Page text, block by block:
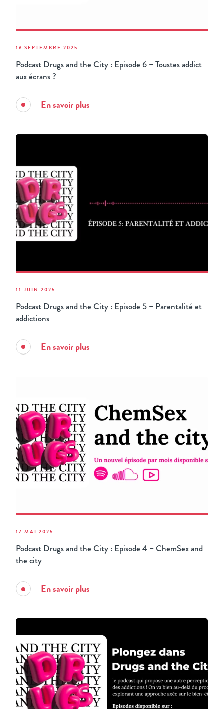
16 SEPTEMBRE 2025
Podcast Drugs and the City : Episode 6 – Toustes addict
aux écrans ?
En savoir plus
11 JUIN 2025
Podcast Drugs and the City : Episode 5 – Parentalité et
addictions
En savoir plus
17 MAI 2025
Podcast Drugs and the City : Episode 4 – ChemSex and
the city
En savoir plus